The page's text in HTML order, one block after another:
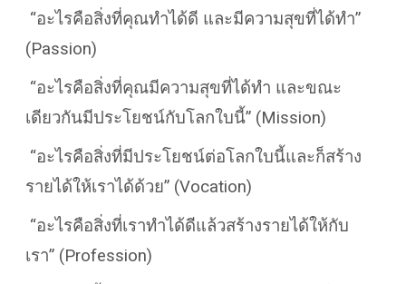
“อะไรคือสิ่งที่คุณทำได้ดี และมีความสุขที่ได้ทำ”
(Passion)
“อะไรคือสิ่งที่คุณมีความสุขที่ได้ทำ และขณะ
เดียวกันมีประโยชน์กับโลกใบนี้” (Mission)
“อะไรคือสิ่งที่มีประโยชน์ต่อโลกใบนี้และก็สร้าง
รายได้ให้เราได้ด้วย” (Vocation)
“อะไรคือสิ่งที่เราทำได้ดีแล้วสร้างรายได้ให้กับ
เรา” (Profession)